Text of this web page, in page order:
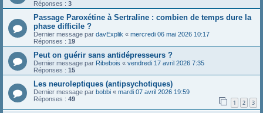
Réponses : 3
Passage Paroxétine à Sertraline : combien de temps dure la
phase difficile ?
Dernier message par davExplik « mercredi 06 mai 2026 10:17
Réponses : 19
Peut on guérir sans antidépresseurs ?
Dernier message par Ribebois « vendredi 17 avril 2026 7:35
Réponses : 15
Les neuroleptiques (antipsychotiques)
Dernier message par bobbi « mardi 07 avril 2026 19:59
Réponses : 49 1 2 3